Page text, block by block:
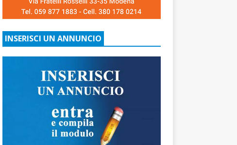
INSERISCI UN ANNUNCIO